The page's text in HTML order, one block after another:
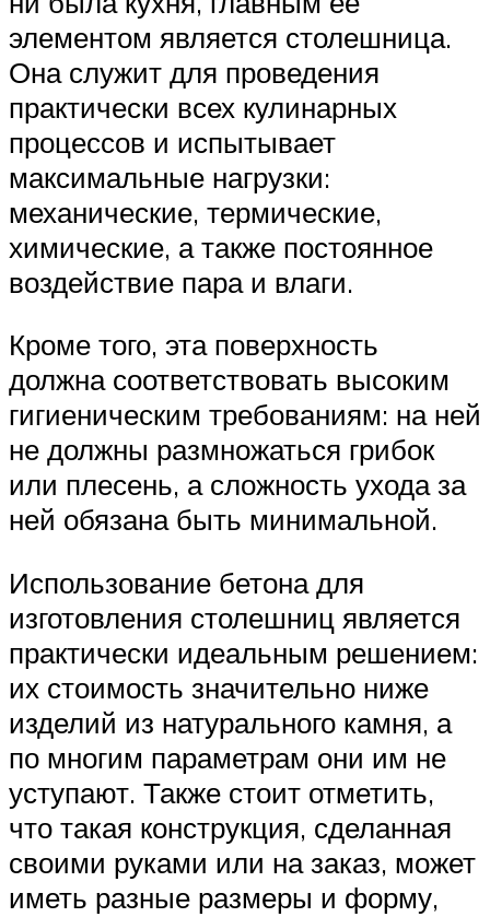
элементом является столешница.
Она служит для проведения
практически всех кулинарных
процессов и испытывает
максимальные нагрузки:
механические, термические,
химические, а также постоянное
воздействие пара и влаги.
Кроме того, эта поверхность
должна соответствовать высоким
гигиеническим требованиям: на ней
не должны размножаться грибок
или плесень, а сложность ухода за
ней обязана быть минимальной.
Использование бетона для
изготовления столешниц является
практически идеальным решением:
их стоимость значительно ниже
изделий из натурального камня, а
по многим параметрам они им не
уступают. Также стоит отметить,
что такая конструкция, сделанная
своими руками или на заказ, может
иметь разные размеры и форму,